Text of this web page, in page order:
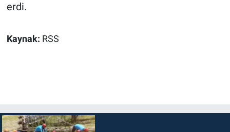
erdi.
Kaynak: RSS